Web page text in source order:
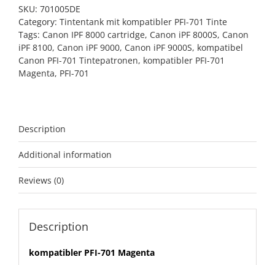
quantity
SKU: 701005DE
Category: Tintentank mit kompatibler PFI-701 Tinte
Tags: Canon IPF 8000 cartridge, Canon iPF 8000S, Canon
iPF 8100, Canon iPF 9000, Canon iPF 9000S, kompatibel
Canon PFI-701 Tintepatronen, kompatibler PFI-701
Magenta, PFI-701
Description
Additional information
Reviews (0)
Description
kompatibler PFI-701 Magenta